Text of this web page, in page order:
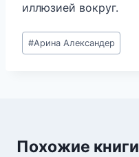
иллюзией вокруг.
Метки
записи:
#Арина Александер
Похожие книги